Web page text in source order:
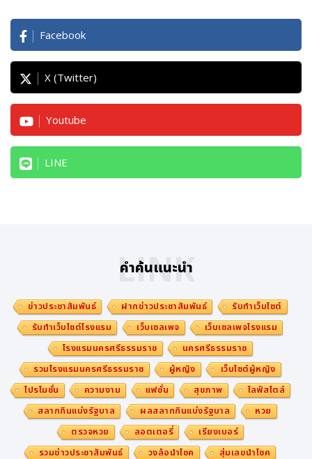
Facebook
X (Twitter)
Youtube
LINE
คำค้นแนะนำ
LINK
ข่าวประชาสัมพันธ์ ฝากข่าวประชาสัมพันธ์
รับทำเว็บไซต์
รับทำเว็บไซต์โรงแรม
เว็บเซลเพจ
เว็บเซลเพจโรงแรม
โรงแรมนครศรีธรรมราช
นครศรีธรรมราช
รวมโรงแรมนครศรีธรรมราช
ผู้หญิง
เว็บไซต์ผู้หญิง
โปรโมชั่น
ความงาม แฟชั่น สุขภาพ
ไลฟ์สไตล์
สลากกินแบ่งรัฐบาล
ผลสลากกินแบ่งรัฐบาล
หวย
ตรวจหวย
ลอตเตอรี่
เรียงเบอร์
รวมข่าวประชาสัมพันธ์
วงล้อนำโชค
สุ่มเลขนำโชค